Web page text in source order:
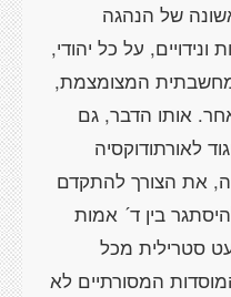
של הנהגה
על כל יהודי,
המצומצמת,
אותו הדבר, גם
לאורתודוקסיה
את הצורך להתקדם
בין ד´ אמות
סטרילית מכל
המסורתיים לא